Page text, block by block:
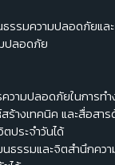
รมความปลอดภัยแล
ปลอดภัย
วามปลอดภัยในการท
ร้างเทคนิค และสื่อสา
ประจำวันได้
รรมและจิตสำนึกคว